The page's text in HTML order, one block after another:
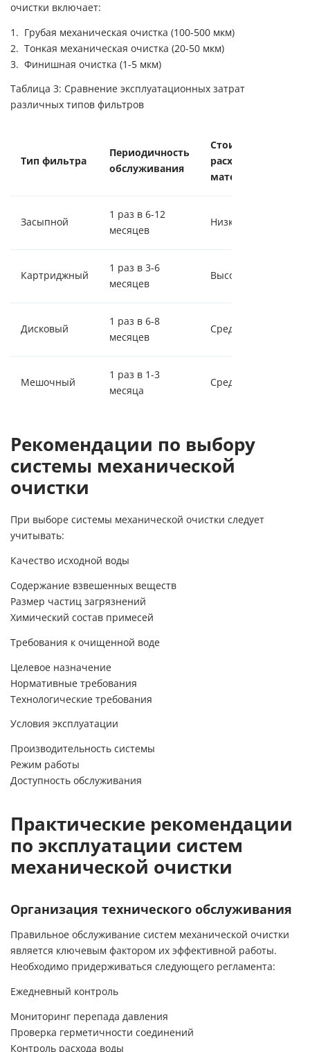
очистки включает:
Грубая механическая очистка (100-500 мкм)
Тонкая механическая очистка (20-50 мкм)
Финишная очистка (1-5 мкм)
Таблица 3: Сравнение эксплуатационных затрат
различных типов фильтров
Тип фильтра
Периодичность
обслуживания
Стоимость
расходных
материалов
Засыпной
1 раз в 6-12
месяцев
Низкая
Картриджный
1 раз в 3-6
месяцев
Высокая
Дисковый
1 раз в 6-8
месяцев
Средняя
Мешочный
1 раз в 1-3
месяца
Средняя
Рекомендации по выбору
системы механической
очистки
При выборе системы механической очистки следует
учитывать:
Качество исходной воды
Содержание взвешенных веществ
Размер частиц загрязнений
Химический состав примесей
Требования к очищенной воде
Целевое назначение
Нормативные требования
Технологические требования
Условия эксплуатации
Производительность системы
Режим работы
Доступность обслуживания
Практические рекомендации
по эксплуатации систем
механической очистки
Организация технического обслуживания
Правильное обслуживание систем механической очистки
является ключевым фактором их эффективной работы.
Необходимо придерживаться следующего регламента:
Ежедневный контроль
Мониторинг перепада давления
Проверка герметичности соединений
Контроль расхода воды